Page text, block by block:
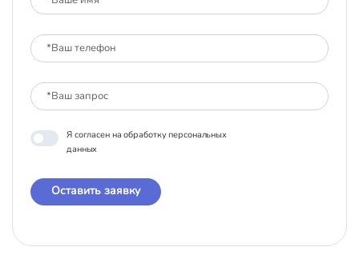
Я согласен на обработку персональных
данных
Оставить заявку